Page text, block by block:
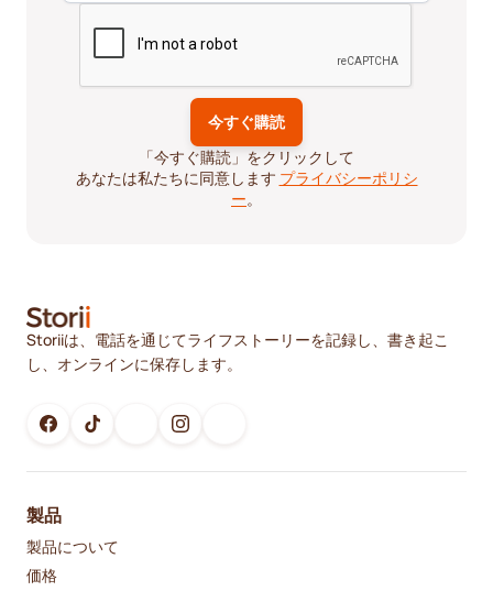
「今すぐ購読」をクリックして
あなたは私たちに同意します プライバシーポリシ
ー。
Storiiは、電話を通じてライフストーリーを記録し、書き起こ
し、オンラインに保存します。
製品
製品について
価格